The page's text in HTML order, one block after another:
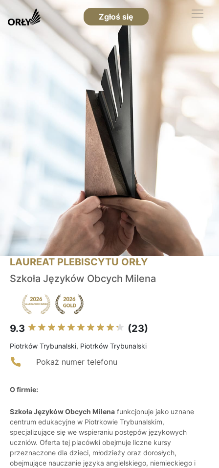
Zgłoś się
LAUREAT PLEBISCYTU ORŁY
Szkoła Języków Obcych Milena
9.3 (23)
Piotrków Trybunalski, Piotrków Trybunalski
Pokaż numer telefonu
O firmie:
Szkoła Języków Obcych Milena funkcjonuje jako uznane
centrum edukacyjne w Piotrkowie Trybunalskim,
specjalizujące się we wspieraniu postępów językowych
uczniów. Oferta tej placówki obejmuje liczne kursy
przeznaczone dla dzieci, młodzieży oraz dorosłych,
obejmujące nauczanie języka angielskiego, niemieckiego i